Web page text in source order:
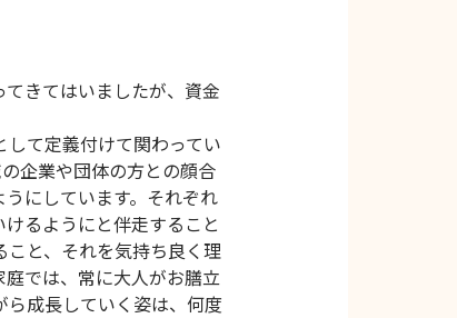
きてはいましたが、資金
て定義付けて関わってい
企業や団体の方との顔合
にしています。それぞれ
るようにと伴走すること
と、それを気持ち良く理
では、常に大人がお膳立
成長していく姿は、何度